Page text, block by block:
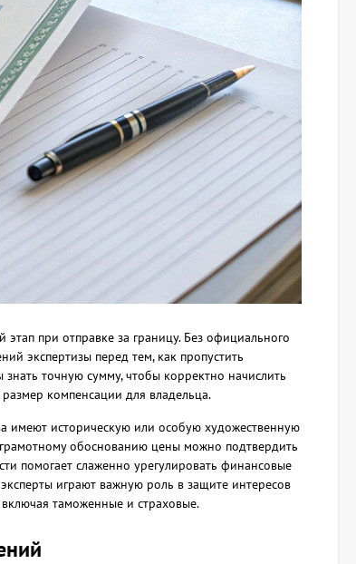
при отправке за границу. Без официального
экспертизы перед тем, как пропустить
точную сумму, чтобы корректно начислить
компенсации для владельца.
имеют историческую или особую художественную
грамотному обоснованию цены можно подтвердить
помогает слаженно урегулировать финансовые
играют важную роль в защите интересов
таможенные и страховые.